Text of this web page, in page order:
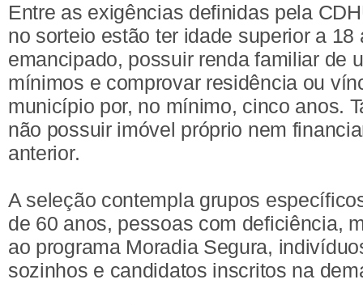
Entre as exigências definidas pela
no sorteio estão ter idade superior a 18
emancipado, possuir renda familiar de
mínimos e comprovar residência ou
município por, no mínimo, cinco anos.
não possuir imóvel próprio nem
anterior.
A seleção contempla grupos
de 60 anos, pessoas com deficiência,
ao programa Moradia Segura,
sozinhos e candidatos inscritos na